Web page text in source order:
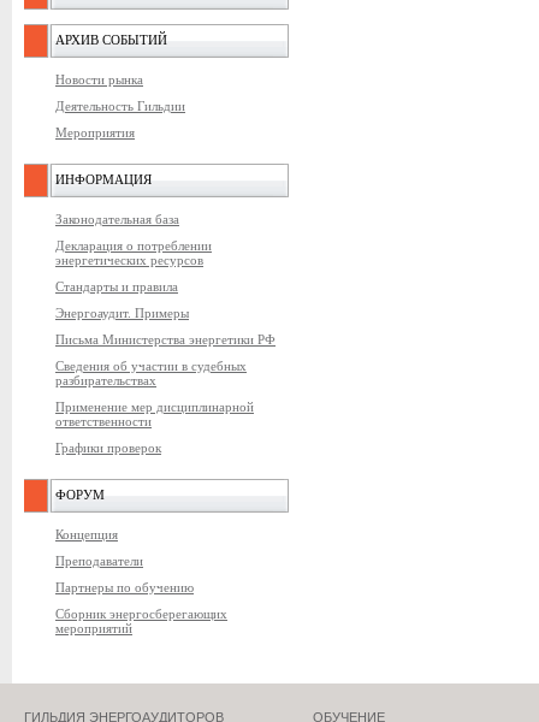
АРХИВ СОБЫТИЙ
Новости рынка
Деятельность Гильдии
Мероприятия
ИНФОРМАЦИЯ
Законодательная база
Декларация о потреблении
энергетических ресурсов
Стандарты и правила
Энергоаудит. Примеры
Письма Министерства энергетики РФ
Сведения об участии в судебных
разбирательствах
Применение мер дисциплинарной
ответственности
Графики проверок
ФОРУМ
Концепция
Преподаватели
Партнеры по обучению
Сборник энергосберегающих
мероприятий
ГИЛЬДИЯ ЭНЕРГОАУДИТОРОВ
ОБУЧЕНИЕ